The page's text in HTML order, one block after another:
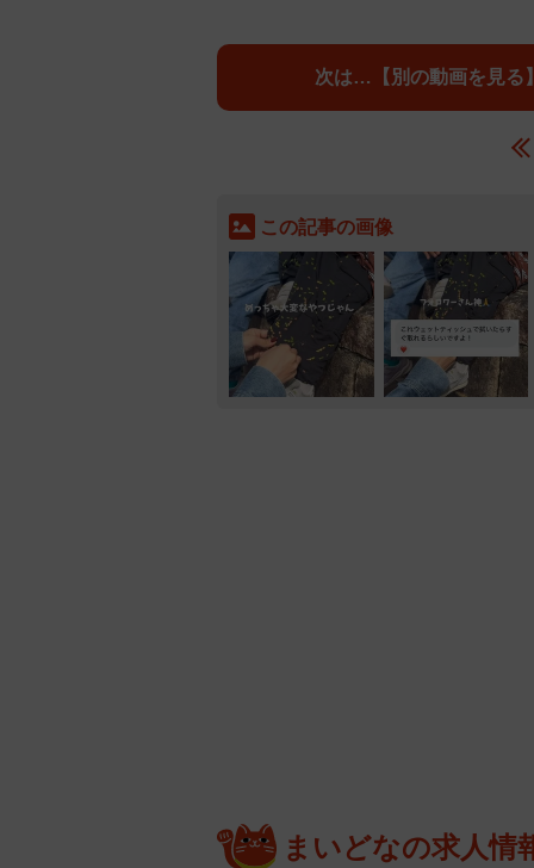
【別の動画を見
この記事の画像
まいどなの求人情